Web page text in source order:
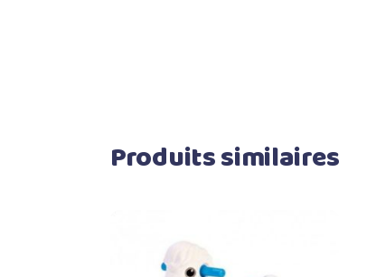
Produits similaires